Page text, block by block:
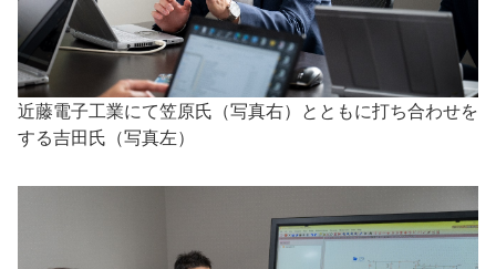
近藤電子工業にて笠原氏（写真右）とともに打ち合わせを
する吉田氏（写真左）